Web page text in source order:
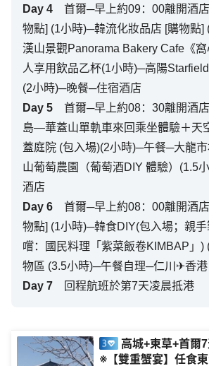
Day 4
首爾─早上約09：00離開酒
物點] (1小時)─韓流化妝品店 [購物點
漢山景觀Panorama Bakery Cafe《
人享用飲品乙杯(1小時)─高陽Starfield
(2小時)─晚餐─住宿酒店
Day 5
首爾─早上約08：30離開酒
島—華蓋山單軌車來回乘坐體驗＋天
蓋庭院 (包入場)(2小時)─午餐─大龍
山葡萄農園（葡萄酒DIY 體驗）(1.5
酒店
Day 6
首爾─早上約08：00離開酒
物點] (1小時)─韓食DIY(包入場；親
嚐：國民料理「紫菜飯卷KIMBAP」)
物區 (3.5小時)─午餐自理─仁川✈香港
Day 7 回程航班於第7天凌晨抵港
高城+束草+首爾
※【雙重蟹宴】任食